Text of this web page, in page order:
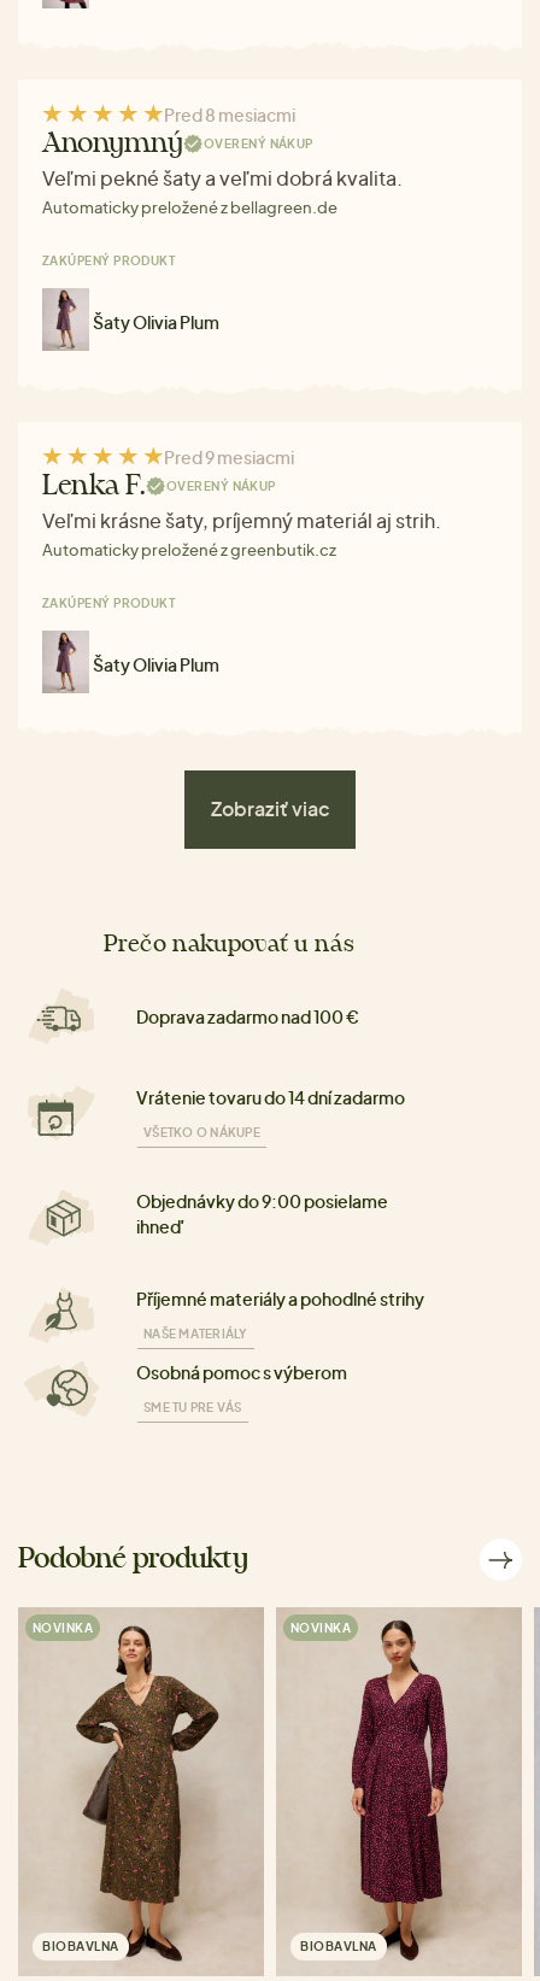
Pred 8 mesiacmi
Anonymný OVERENÝ NÁKUP
Veľmi pekné šaty a veľmi dobrá kvalita.
Automaticky preložené z bellagreen.de
ZAKÚPENÝ PRODUKT
Šaty Olivia Plum
Pred 9 mesiacmi
Lenka F. OVERENÝ NÁKUP
Veľmi krásne šaty, príjemný materiál aj strih.
Automaticky preložené z greenbutik.cz
ZAKÚPENÝ PRODUKT
Šaty Olivia Plum
Zobraziť viac
Prečo nakupovať u nás
Doprava zadarmo nad 100 €
Vrátenie tovaru do 14 dní zadarmo
VŠETKO O NÁKUPE
Objednávky do 9:00 posielame
ihneď
Příjemné materiály a pohodlné strihy
NAŠE MATERIÁLY
Osobná pomoc s výberom
SME TU PRE VÁS
Podobné produkty
NOVINKA
BIOBAVLNA
NOVINKA
BIOBAVLNA